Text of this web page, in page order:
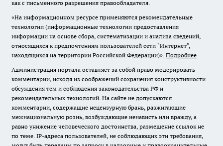
как с письменного разрешения правообладателя.
«На информационном ресурсе применяются рекомендательные
технологии (информационные технологии предоставления
информации на основе сбора, систематизации и анализа сведений,
относящихся к предпочтениям пользователей сети "Интернет",
находящихся на территории Российской Федерации)». Подробнее
Администрация портала оставляет за собой право модерировать
комментарии, исходя из соображений сохранения конструктивности
обсуждения тем и соблюдения законодательства РФ и
рекомендательных технологий. На сайте не допускаются
комментарии, содержащие нецензурную брань, разжигающие
межнациональную рознь, возбуждающие ненависть или вражду, а
равно унижение человеческого достоинства, размещение ссылок не
по теме. IP-адреса пользователей, не соблюдающих эти требования,